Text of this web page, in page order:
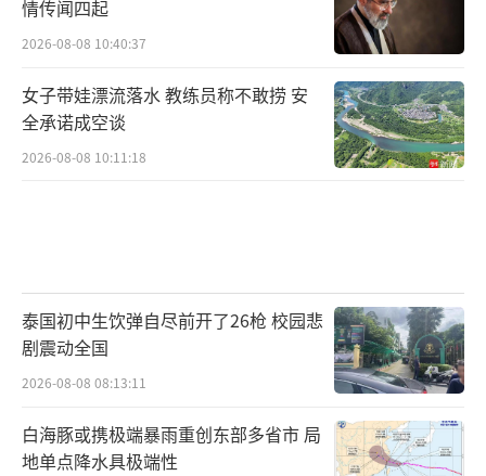
情传闻四起
2026-08-08 10:40:37
女子带娃漂流落水 教练员称不敢捞 安
全承诺成空谈
2026-08-08 10:11:18
泰国初中生饮弹自尽前开了26枪 校园悲
剧震动全国
2026-08-08 08:13:11
白海豚或携极端暴雨重创东部多省市 局
地单点降水具极端性